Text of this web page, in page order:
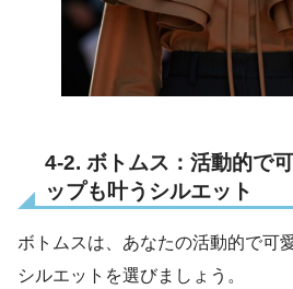
4-2. ボトムス：活動的で
ップも叶うシルエット
ボトムスは、あなたの活動的で可
シルエットを選びましょう。